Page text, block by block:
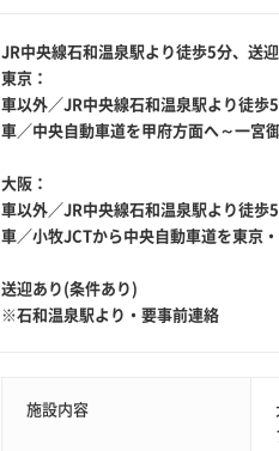
JR中央線石和温泉駅より徒歩5分、送
東京：
車以外／JR中央線石和温泉駅より徒歩
車／中央自動車道を甲府方面へ～一宮
大阪：
車以外／JR中央線石和温泉駅より徒歩
車／小牧JCTから中央自動車道を東京
送迎あり(条件あり)
※石和温泉駅より・要事前連絡
施設内容